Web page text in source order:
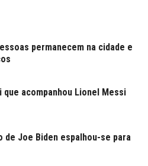
permanecem na cidade e
acompanhou Lionel Messi
de Joe Biden espalhou-se para